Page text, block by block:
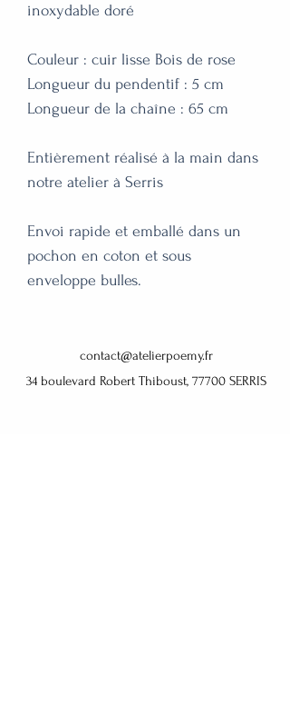
inoxydable doré
Couleur : cuir lisse Bois de rose
Longueur du pendentif : 5 cm
Longueur de la chaîne : 65 cm
Entièrement réalisé à la main dans
notre atelier à Serris
Envoi rapide et emballé dans un
pochon en coton et sous
enveloppe bulles.
contact@atelierpoemy.fr
34 boulevard Robert Thiboust, 77700 SERRIS